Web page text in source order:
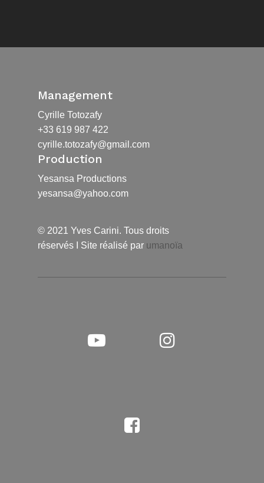
Management
Cyrille Totozafy
+33 619 987 422
cyrille.totozafy@gmail.com
Production
Yesansa Productions
yesansa@yahoo.com
© 2021 Yves Carini. Tous droits
réservés I Site réalisé par umanoïa